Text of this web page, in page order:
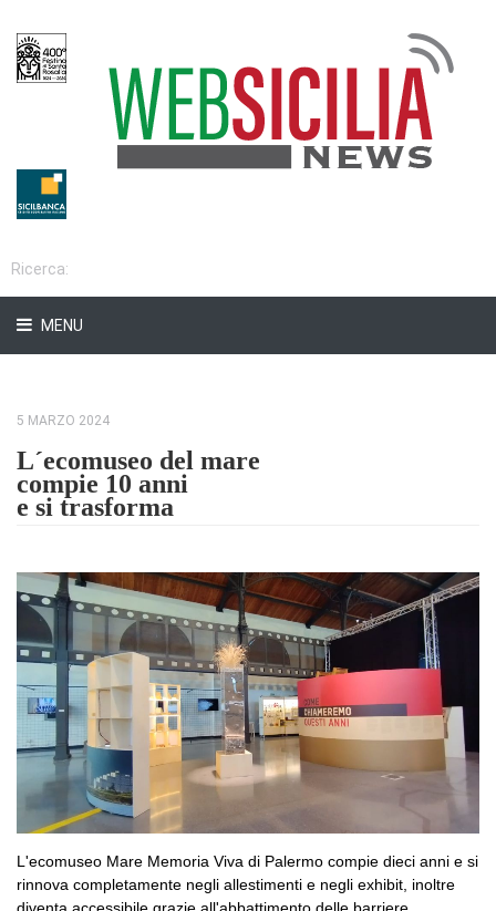
MENU
5 MARZO 2024
L´ecomuseo del mare
compie 10 anni
e si trasforma
L'ecomuseo Mare Memoria Viva di Palermo compie dieci anni e si
rinnova completamente negli allestimenti e negli exhibit, inoltre
diventa accessibile grazie all'abbattimento delle barriere